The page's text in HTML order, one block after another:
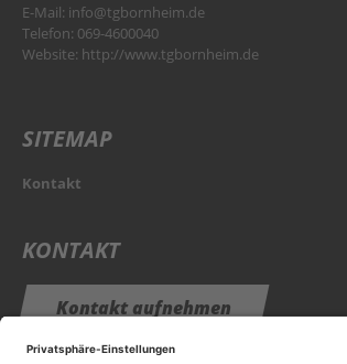
E-Mail: info@tgbornheim.de
Telefon: 069-4600040
Website: http://www.tgbornheim.de
SITEMAP
Kontakt
KONTAKT
Kontaktaufnehmen